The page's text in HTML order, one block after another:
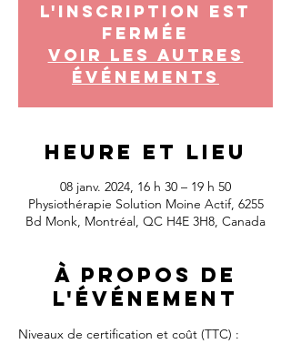
L'inscription est
fermée
Voir les autres
événements
Heure et lieu
08 janv. 2024, 16 h 30 – 19 h 50
Physiothérapie Solution Moine Actif, 6255
Bd Monk, Montréal, QC H4E 3H8, Canada
À propos de
l'événement
Niveaux de certification et coût (TTC) :